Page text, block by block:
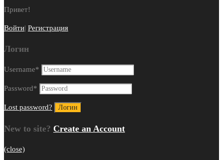
Привет!
Войти| Регистрация
Логин
Username*
Password*
Lost password?
New to site? Create an Account
(close)